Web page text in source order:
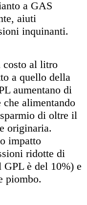
a GAS
aiuti
inquinanti.
costo al litro
a quello della
aumentano di
alimentando
di oltre il
originaria.
impatto
ridotte di
è del 10%) e
piombo.